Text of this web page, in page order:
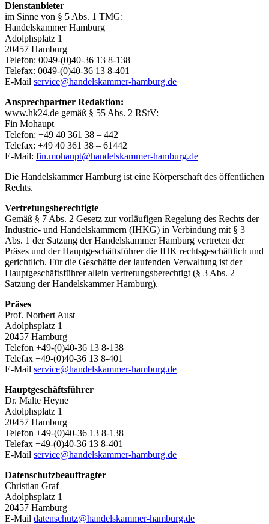
Dienstanbieter
im Sinne von § 5 Abs. 1 TMG:
Handelskammer Hamburg
Adolphsplatz 1
20457 Hamburg
Telefon: 0049-(0)40-36 13 8-138
Telefax: 0049-(0)40-36 13 8-401
E-Mail service@handelskammer-hamburg.de
Ansprechpartner Redaktion:
www.hk24.de gemäß § 55 Abs. 2 RStV:
Fin Mohaupt
Telefon: +49 40 361 38 – 442
Telefax: +49 40 361 38 – 61442
E-Mail: fin.mohaupt@handelskammer-hamburg.de
Die Handelskammer Hamburg ist eine Körperschaft des öffentlichen
Rechts.
Vertretungsberechtigte
Gemäß § 7 Abs. 2 Gesetz zur vorläufigen Regelung des Rechts der
Industrie- und Handelskammern (IHKG) in Verbindung mit § 3
Abs. 1 der Satzung der Handelskammer Hamburg vertreten der
Präses und der Hauptgeschäftsführer die IHK rechtsgeschäftlich und
gerichtlich. Für die Geschäfte der laufenden Verwaltung ist der
Hauptgeschäftsführer allein vertretungsberechtigt (§ 3 Abs. 2
Satzung der Handelskammer Hamburg).
Präses
Prof. Norbert Aust
Adolphsplatz 1
20457 Hamburg
Telefon +49-(0)40-36 13 8-138
Telefax +49-(0)40-36 13 8-401
E-Mail service@handelskammer-hamburg.de
Hauptgeschäftsführer
Dr. Malte Heyne
Adolphsplatz 1
20457 Hamburg
Telefon +49-(0)40-36 13 8-138
Telefax +49-(0)40-36 13 8-401
E-Mail service@handelskammer-hamburg.de
Datenschutzbeauftragter
Christian Graf
Adolphsplatz 1
20457 Hamburg
E-Mail datenschutz@handelskammer-hamburg.de